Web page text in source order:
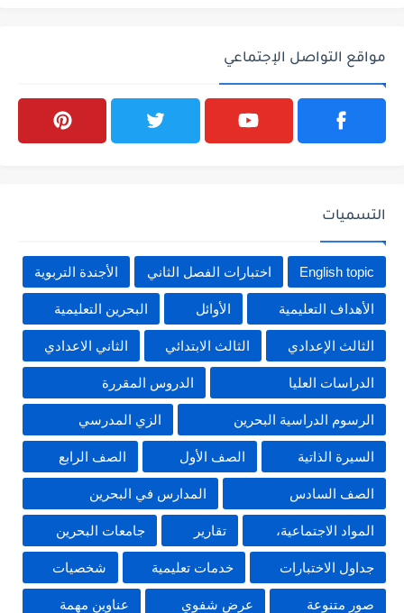
مواقع التواصل الإجتماعي
التسميات
English topic اختبارات الفصل الثاني الأجندة التربوية
الأهداف التعليمية الأوائل البحرين التعليمية
الثالث الإعدادي الثالث الابتدائي الثاني الاعدادي
الدراسات العليا الدروس المقررة
الرسوم الدراسية البحرين الزي المدرسي
السيرة الذاتية الصف الأول الصف الرابع
الصف السادس المدارس في البحرين
المواد الاجتماعية، تقارير جامعات البحرين
جداول الاختبارات خدمات تعليمية شخصيات
صور متنوعة عرض شفوي عناوين مهمة